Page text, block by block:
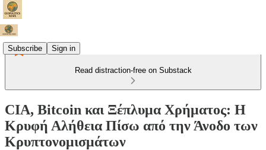
Subscribe Sign in
Read distraction-free on Substack
CIA, Bitcoin και Ξέπλυμα Χρήματος: Η
Κρυφή Αλήθεια Πίσω από την Άνοδο των
Κρυπτονομισμάτων